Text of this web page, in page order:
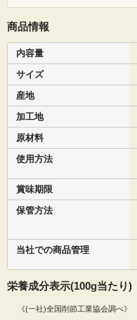
商品情報
内容量
サイズ
産地
加工地
原材料
使用方法
賞味期限
保管方法
当社での商品管理
栄養成分表示(100g当たり)
《(一社)全国削節工業協会調べ》